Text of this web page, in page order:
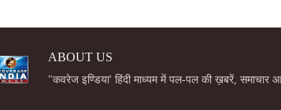
ABOUT US
"कवरेज इण्डिया' हिंदी माध्यम में पल-पल की ख़बरें, समाचार